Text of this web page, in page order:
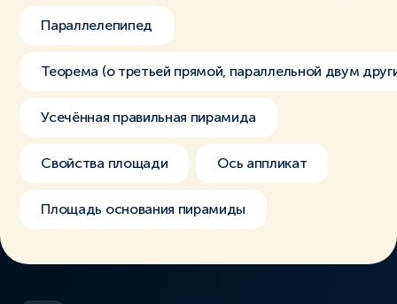
Параллелепипед
Теорема (о третьей прямой, параллельной двум
Усечённая правильная пирамида
Свойства площади Ось аппликат
Площадь основания пирамиды